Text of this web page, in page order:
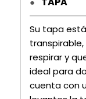
Su tapa
respirar y
ideal para
cuenta con